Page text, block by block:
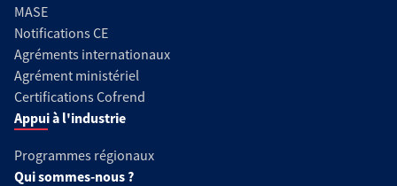
MASE
Notifications CE
Agréments internationaux
Agrément ministériel
Certifications Cofrend
Appui à l'industrie
Programmes régionaux
Qui sommes-nous ?